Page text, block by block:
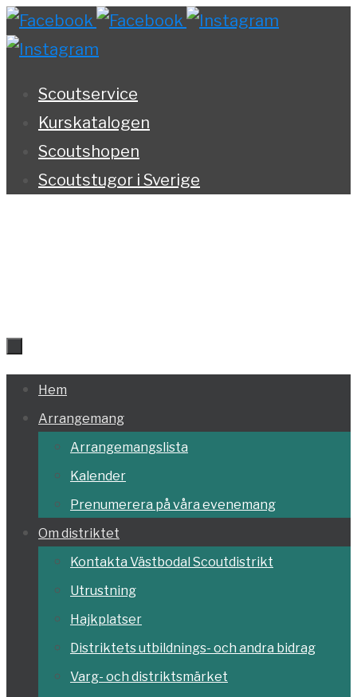
Hoppa
till
Scoutservice
Kurskatalogen
Scoutshopen
Scoutstugor i Sverige
Hoppa
till
innehållet
Hem
Arrangemang
Arrangemangslista
Kalender
Prenumerera på våra evenemang
Om distriktet
Kontakta Västbodal Scoutdistrikt
Utrustning
Hajkplatser
Distriktets utbildnings- och andra bidrag
Varg- och distriktsmärket